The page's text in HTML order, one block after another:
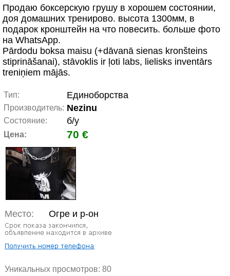
Продаю боксерскую грушу в хорошем состоянии,
доя домашних тренирово. высота 1300мм, в
подарок кронштейн на что повесить. больше фото
на WhatsApp.
Pārdodu boksa maisu (+dāvanā sienas kronšteins
stiprināšanai), stāvoklis ir ļoti labs, lielisks inventārs
treniņiem mājās.
Тип: Единоборства
Производитель: Nezinu
Состояние: б/у
Цена: 70 €
Место: Огре и р-он
Уникальных просмотров: 80